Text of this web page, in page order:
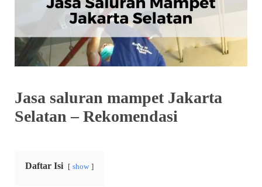
Jasa saluran mampet Jakarta
Selatan – Rekomendasi
Daftar Isi show